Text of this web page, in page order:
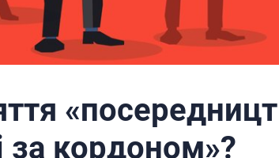
за кордоном»?